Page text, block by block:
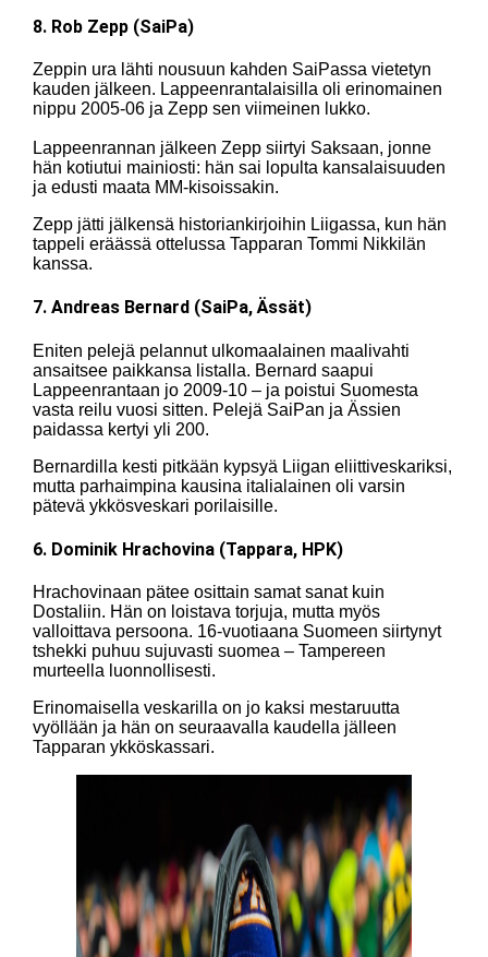
8. Rob Zepp (SaiPa)
Zeppin ura lähti nousuun kahden SaiPassa vietetyn
kauden jälkeen. Lappeenrantalaisilla oli erinomainen
nippu 2005-06 ja Zepp sen viimeinen lukko.
Lappeenrannan jälkeen Zepp siirtyi Saksaan, jonne
hän kotiutui mainiosti: hän sai lopulta kansalaisuuden
ja edusti maata MM-kisoissakin.
Zepp jätti jälkensä historiankirjoihin Liigassa, kun hän
tappeli eräässä ottelussa Tapparan Tommi Nikkilän
kanssa.
7. Andreas Bernard (SaiPa, Ässät)
Eniten pelejä pelannut ulkomaalainen maalivahti
ansaitsee paikkansa listalla. Bernard saapui
Lappeenrantaan jo 2009-10 – ja poistui Suomesta
vasta reilu vuosi sitten. Pelejä SaiPan ja Ässien
paidassa kertyi yli 200.
Bernardilla kesti pitkään kypsyä Liigan eliittiveskariksi,
mutta parhaimpina kausina italialainen oli varsin
pätevä ykkösveskari porilaisille.
6. Dominik Hrachovina (Tappara, HPK)
Hrachovinaan pätee osittain samat sanat kuin
Dostaliin. Hän on loistava torjuja, mutta myös
valloittava persoona. 16-vuotiaana Suomeen siirtynyt
tshekki puhuu sujuvasti suomea – Tampereen
murteella luonnollisesti.
Erinomaisella veskarilla on jo kaksi mestaruutta
vyöllään ja hän on seuraavalla kaudella jälleen
Tapparan ykköskassari.